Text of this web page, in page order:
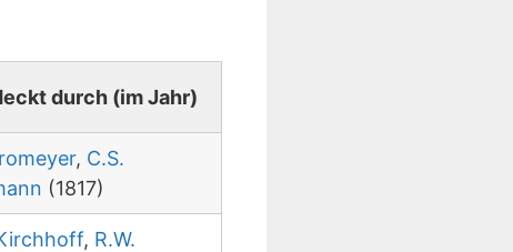
durch (im Jahr)
, C.S.
(1817)
, R.W.